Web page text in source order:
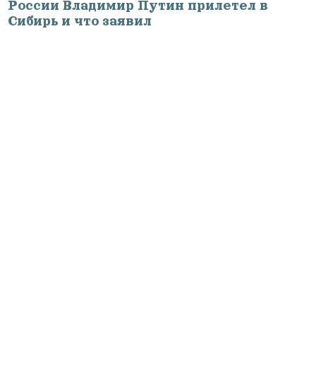
России Владимир Путин прилетел в
Сибирь и что заявил